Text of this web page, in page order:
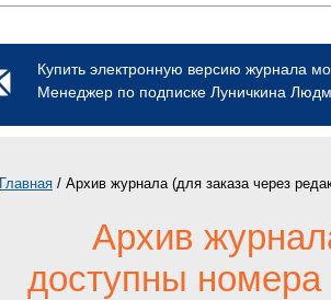
Купить электронную версию журнала
Менеджер по подписке Луничкина
Главная / Архив журнала (для заказа через
Архив
доступны номера